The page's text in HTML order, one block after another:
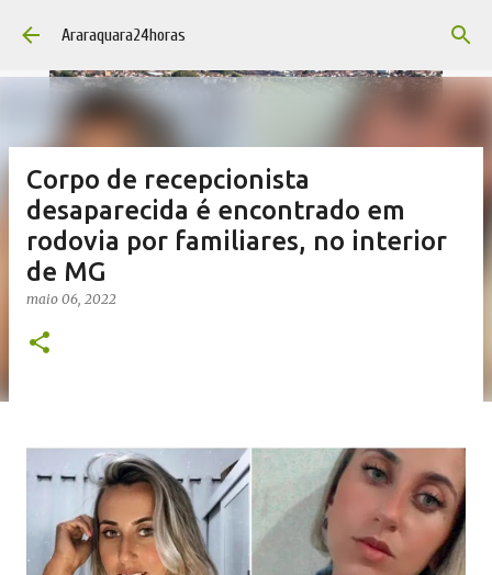
Pular para o conteúdo principal
Araraquara24horas
Corpo de recepcionista
desaparecida é encontrado em
rodovia por familiares, no interior
de MG
maio 06, 2022